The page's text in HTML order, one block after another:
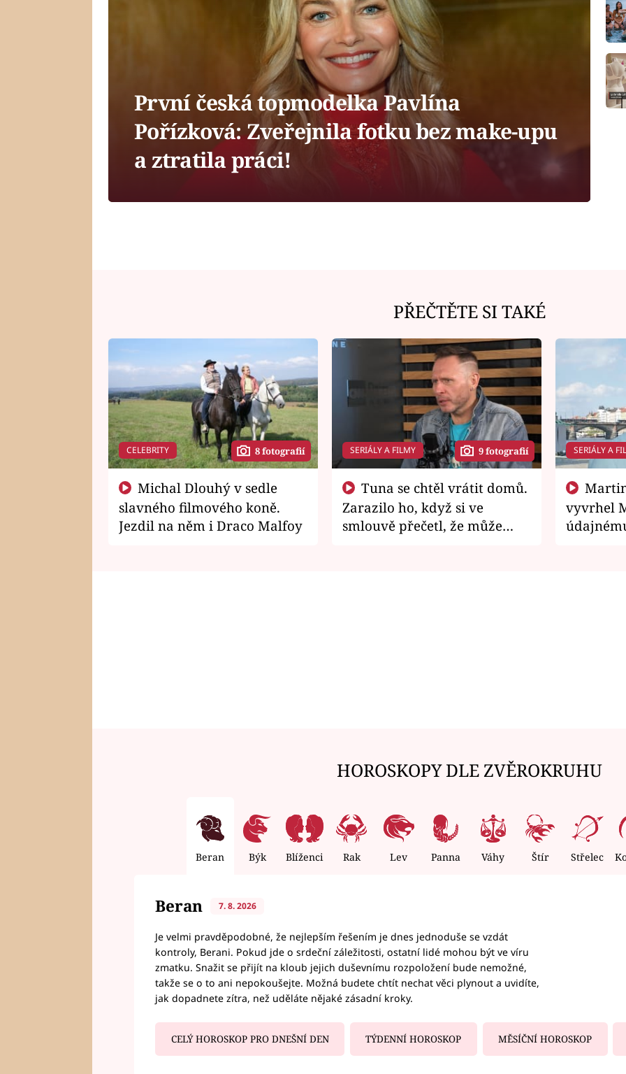
První česká topmodelka Pavlína
Pořízková: Zveřejnila fotku bez make-upu
a ztratila práci!
PŘEČTĚTE SI TAKÉ
CELEBRITY 8 fotografií
slavného filmového koně.
Jezdil na něm i Draco Malfoy
SERIÁLY A FILMY 9 fotografií
Zarazilo ho, když si ve
smlouvě přečetl, že může
SERIÁLY A
vyvrhel
HOROSKOPY DLE ZVĚROKRUHU
Beran Býk Blíženci Rak Lev Panna Váhy Štír Střelec
Beran 7. 8. 2026
Je velmi pravděpodobné, že nejlepším řešením je dnes jednoduše se vzdát
kontroly, Berani. Pokud jde o srdeční záležitosti, ostatní lidé mohou být ve víru
zmatku. Snažit se přijít na kloub jejich duševnímu rozpoložení bude nemožné,
takže se o to ani nepokoušejte. Možná budete chtít nechat věci plynout a uvidíte,
jak dopadnete zítra, než uděláte nějaké zásadní kroky.
CELÝ HOROSKOP PRO DNEŠNÍ DEN TÝDENNÍ HOROSKOP MĚSÍČNÍ HOROSKOP